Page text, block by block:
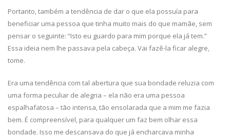
Portanto, também a tendência de dar o que ela possuía para
beneficiar uma pessoa que tinha muito mais do que mamãe, sem
pensar o seguinte: “Isto eu guardo para mim porque ela já tem.”
Essa ideia nem lhe passava pela cabeça. Vai fazê-la ficar alegre,
tome.
Era uma tendência com tal abertura que sua bondade reluzia com
uma forma peculiar de alegria – ela não era uma pessoa
espalhafatosa – tão intensa, tão ensolarada que a mim me fazia
bem. É compreensível, para qualquer um faz bem olhar essa
bondade. Isso me descansava do que já encharcava minha